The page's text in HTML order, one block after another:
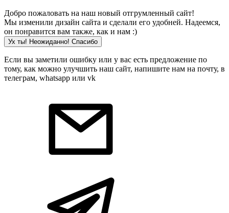
Добро пожаловать на наш новый отгрумленный сайт!
Мы изменили дизайн сайта и сделали его удобней. Надеемся,
он понравится вам также, как и нам :)
Ух ты! Неожиданно! Cпасибо
Если вы заметили ошибку или у вас есть предложение по
тому, как можно улучшить наш сайт, напишите нам на почту, в
телеграм, whatsapp или vk